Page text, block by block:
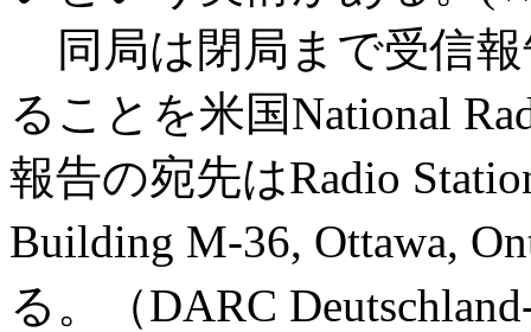
同局は閉局まで受信報
ることを米国National
報告の宛先はRadio
Building M-36, Ottawa,
る。（DARC